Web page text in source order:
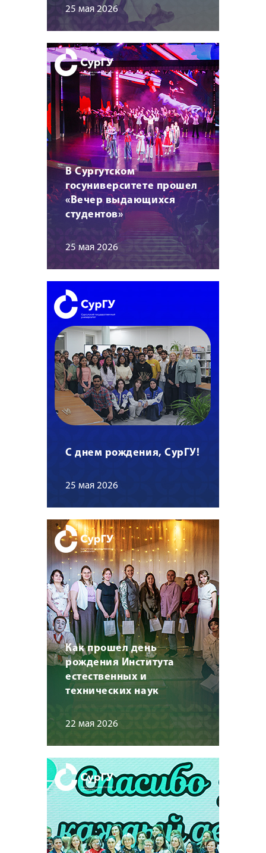
25 мая 2026
В Сургутском
госуниверситете прошел
«Вечер выдающихся
студентов»
25 мая 2026
С днем рождения, СурГУ!
25 мая 2026
Как прошел день
рождения Института
естественных и
технических наук
22 мая 2026